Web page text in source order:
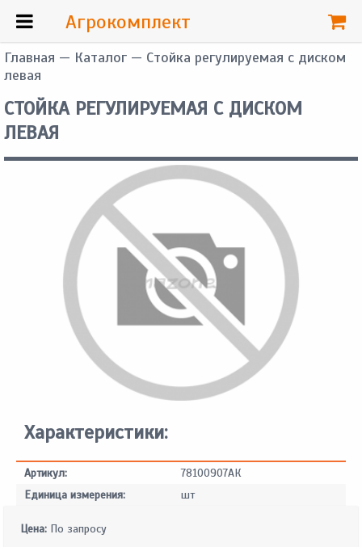
Главная — Каталог — Стойка регулируемая с диском
левая
СТОЙКА РЕГУЛИРУЕМАЯ С ДИСКОМ
ЛЕВАЯ
Характеристики:
Артикул:
78100907АК
Единица измерения:
шт
Цена: По запросу
Агрокомплект